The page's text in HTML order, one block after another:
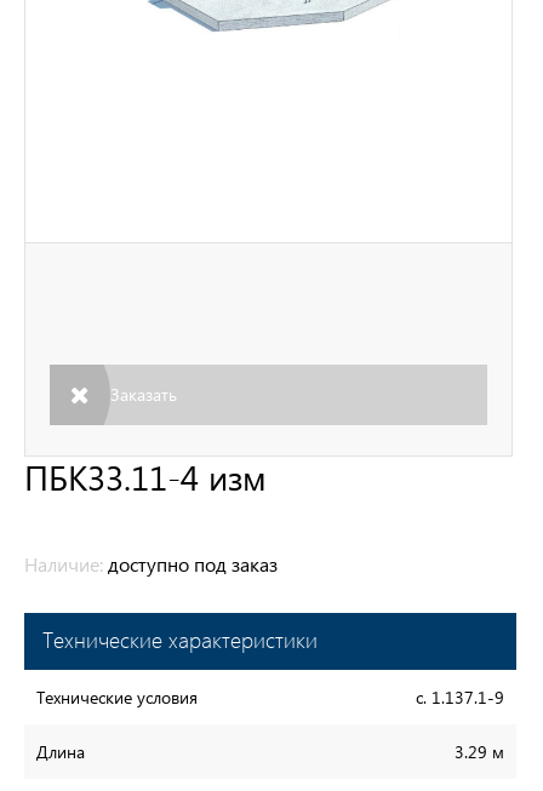
ПБК33.11-4 изм
Наличие: доступно под заказ
Технические характеристики
Технические условия с. 1.137.1-9
Длина 3.29 м
Заказать